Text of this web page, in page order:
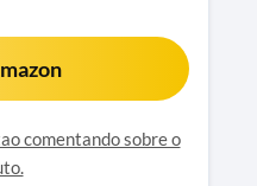
comentando sobre o